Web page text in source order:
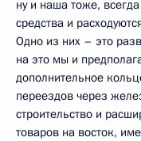
ну и наша тоже,
средства и
Одно из них – это
на это мы и
дополнительное
переездов через
строительство и
товаров на восток,